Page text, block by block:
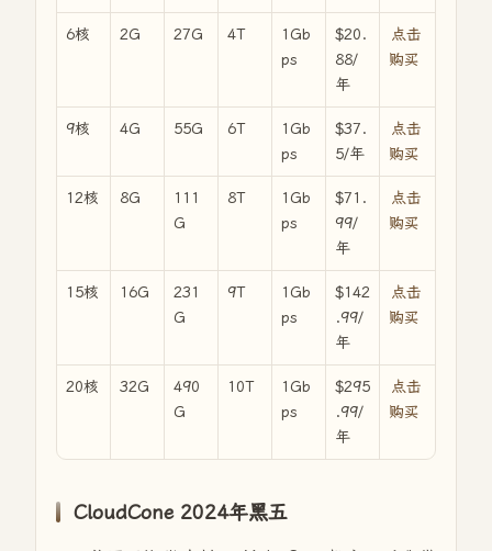
6核 2G 27G 4T
1Gb
ps
$20.
88/
年
点击
购买
9核 4G 55G 6T
1Gb
ps
$37.
5/年
点击
购买
12核 8G
111
G
8T
1Gb
ps
$71.
99/
年
点击
购买
15核 16G
231
G
9T
1Gb
ps
$142
.99/
年
点击
购买
20核 32G
490
G
10T
1Gb
ps
$295
.99/
年
点击
购买
CloudCone 2024年黑五